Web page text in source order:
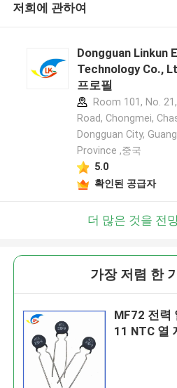
저희에 관하여
Dongguan Linkun
Technology Co.,
프로필
Room 101, No.
Road, Chongmei,
Dongguan City,
Province ,중국
5.0
확인된 공급자
더 많은 것을 전
가장 저렴 한
MF72 전력
11 NTC 열